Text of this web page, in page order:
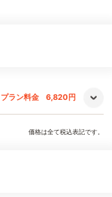
プラン料金 6,820円
価格は全て税込表記です。